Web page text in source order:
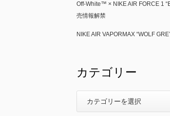
Off-White™ × NIKE AIR FORCE 1
売情報解禁
NIKE AIR VAPORMAX “WOLF
カテゴリー